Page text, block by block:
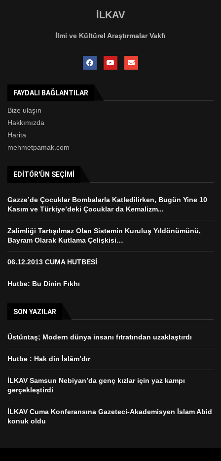
İLKAV
İlmi ve Kültürel Araştırmalar Vakfı
FAYDALI BAĞLANTILAR
Bize ulaşın
Hakkımızda
Harita
mehmetpamak.com
EDITÖR'ÜN SEÇIMI
Gazze’de Çocuklar Bombalarla Katledilirken, Bugün Yine 10
Kasım ve Türkiye’deki Çocuklar da Kemalizm...
Zalimliği Tartışılmaz Olan Sistemin Kuruluş Yıldönümünü,
Bayram Olarak Kutlama Çelişkisi…
06.12.2013 CUMA HUTBESİ
Hutbe: Bu Dinin Fıkhı
SON YAZILAR
Üstüntaş; Modern dünya insanı fıtratından uzaklaştırdı
Hutbe : Hak din İslâm’dır
İLKAV Samsun Nebiyan’da genç kızlar için yaz kampı
gerçekleştirdi
İLKAV Cuma Konferansına Gazeteci-Akademisyen İslam Abid
konuk oldu